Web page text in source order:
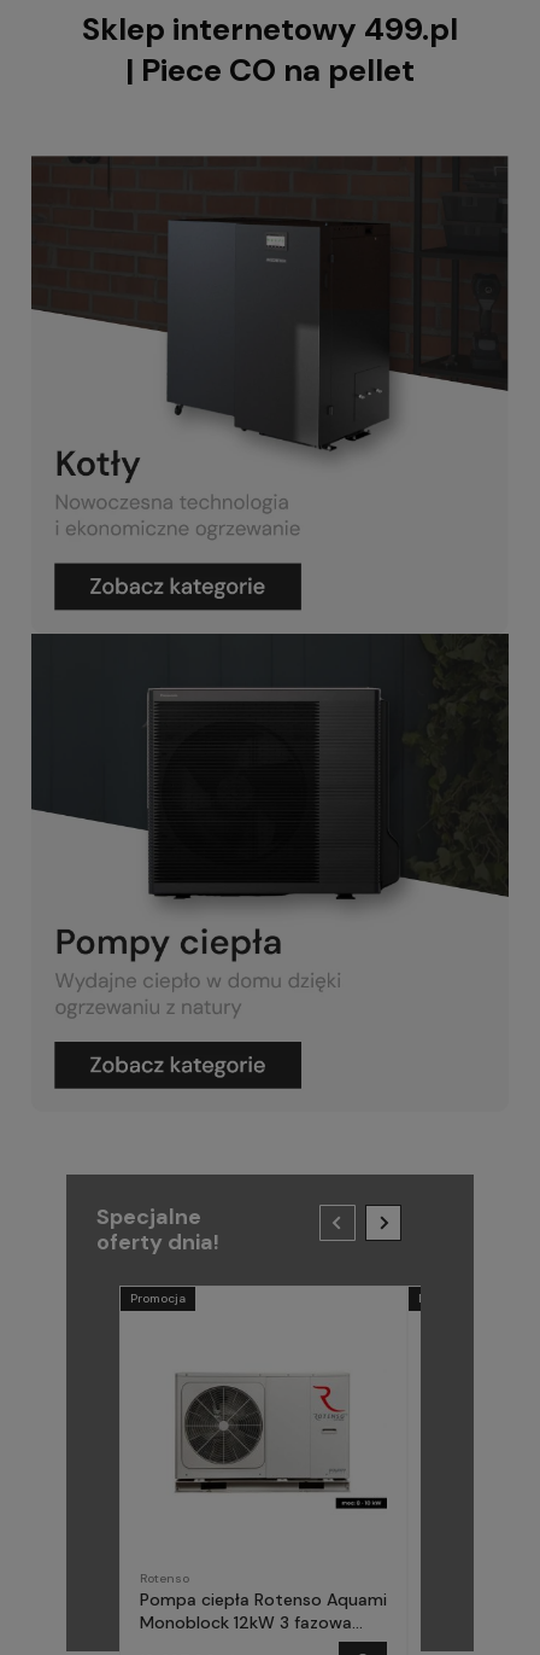
Sklep internetowy 499.pl
| Piece CO na pellet
Specjalne
oferty dnia!
Rotenso
Pompa ciepła Rotenso Aquami
Monoblock 12kW 3 fazowa
Promocja Promocja